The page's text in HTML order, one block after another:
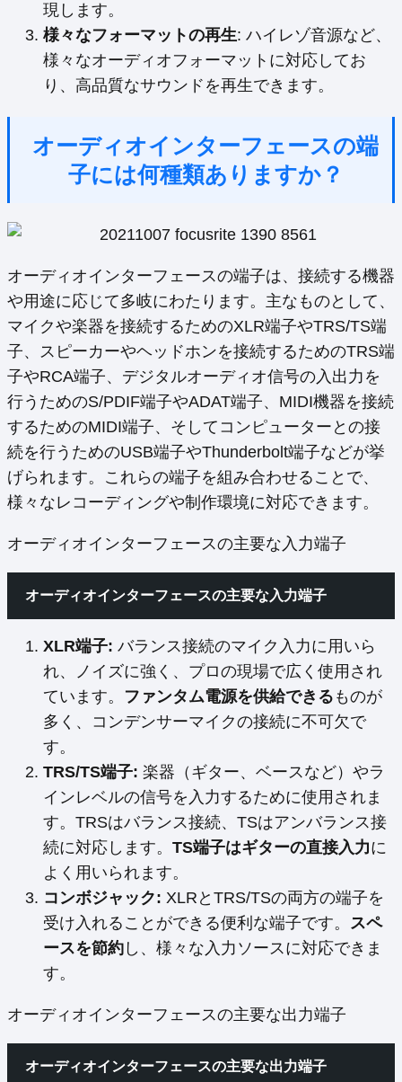
現します。
様々なフォーマットの再生: ハイレゾ音源など、
様々なオーディオフォーマットに対応してお
り、高品質なサウンドを再生できます。
オーディオインターフェースの端
子には何種類ありますか？
オーディオインターフェースの端子は、接続する機器
や用途に応じて多岐にわたります。主なものとして、
マイクや楽器を接続するためのXLR端子やTRS/TS端
子、スピーカーやヘッドホンを接続するためのTRS端
子やRCA端子、デジタルオーディオ信号の入出力を
行うためのS/PDIF端子やADAT端子、MIDI機器を接続
するためのMIDI端子、そしてコンピューターとの接
続を行うためのUSB端子やThunderbolt端子などが挙
げられます。これらの端子を組み合わせることで、
様々なレコーディングや制作環境に対応できます。
オーディオインターフェースの主要な入力端子
オーディオインターフェースの主要な入力端子
XLR端子: バランス接続のマイク入力に用いら
れ、ノイズに強く、プロの現場で広く使用され
ています。 ファンタム電源を供給できる ものが
多く、コンデンサーマイクの接続に不可欠で
す。
TRS/TS端子: 楽器（ギター、ベースなど）やラ
インレベルの信号を入力するために使用されま
す。TRSはバランス接続、TSはアンバランス接
続に対応します。 TS端子はギターの直接入力に
よく用いられます。
コンボジャック: XLRとTRS/TSの両方の端子を
受け入れることができる便利な端子です。 スペ
ースを節約 し、様々な入力ソースに対応できま
す。
オーディオインターフェースの主要な出力端子
オーディオインターフェースの主要な出力端子